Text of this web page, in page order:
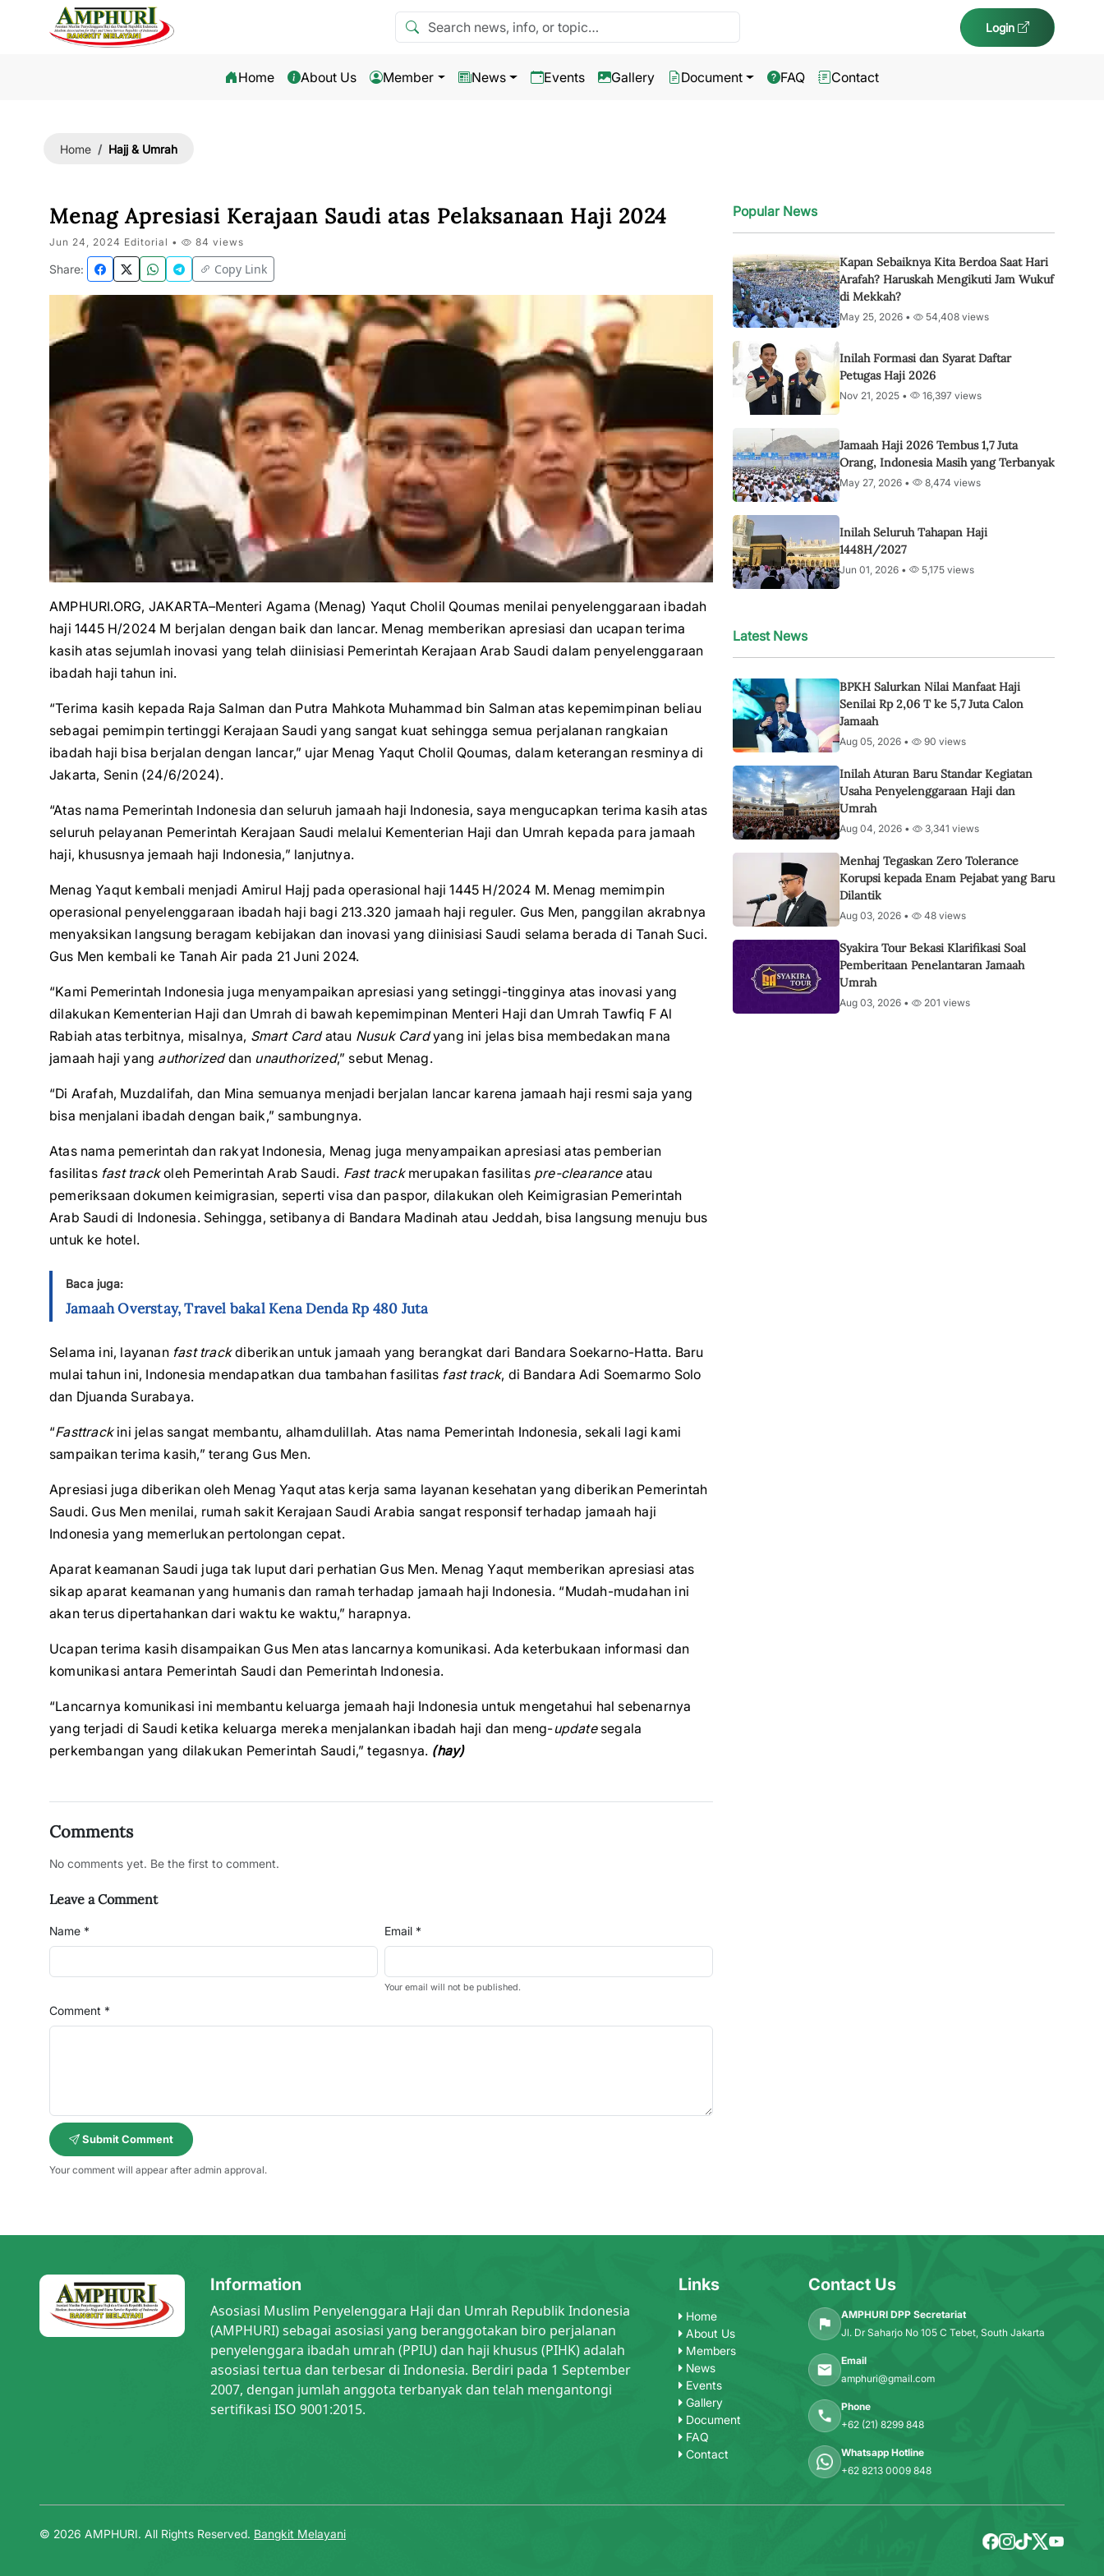
Search news Login
Home About Us Member News Events Gallery Document FAQ Contact
Home Hajj & Umrah
Menag Apresiasi Kerajaan Saudi atas Pelaksanaan Haji 2024
Jun 24, 2024 Editorial • 84 views
Share: Copy Link
AMPHURI.ORG, JAKARTA–Menteri Agama (Menag) Yaqut Cholil Qoumas menilai penyelenggaraan ibadah
haji 1445 H/2024 M berjalan dengan baik dan lancar. Menag memberikan apresiasi dan ucapan terima
kasih atas sejumlah inovasi yang telah diinisiasi Pemerintah Kerajaan Arab Saudi dalam penyelenggaraan
ibadah haji tahun ini.
“Terima kasih kepada Raja Salman dan Putra Mahkota Muhammad bin Salman atas kepemimpinan beliau
sebagai pemimpin tertinggi Kerajaan Saudi yang sangat kuat sehingga semua perjalanan rangkaian
ibadah haji bisa berjalan dengan lancar,” ujar Menag Yaqut Cholil Qoumas, dalam keterangan resminya di
Jakarta, Senin (24/6/2024).
“Atas nama Pemerintah Indonesia dan seluruh jamaah haji Indonesia, saya mengucapkan terima kasih atas
seluruh pelayanan Pemerintah Kerajaan Saudi melalui Kementerian Haji dan Umrah kepada para jamaah
haji, khususnya jemaah haji Indonesia,” lanjutnya.
Menag Yaqut kembali menjadi Amirul Hajj pada operasional haji 1445 H/2024 M. Menag memimpin
operasional penyelenggaraan ibadah haji bagi 213.320 jamaah haji reguler. Gus Men, panggilan akrabnya
menyaksikan langsung beragam kebijakan dan inovasi yang diinisiasi Saudi selama berada di Tanah Suci.
Gus Men kembali ke Tanah Air pada 21 Juni 2024.
“Kami Pemerintah Indonesia juga menyampaikan apresiasi yang setinggi-tingginya atas inovasi yang
dilakukan Kementerian Haji dan Umrah di bawah kepemimpinan Menteri Haji dan Umrah Tawfiq F Al
Rabiah atas terbitnya, misalnya, Smart Cardatau Nusuk Cardyang ini jelas bisa membedakan mana
jamaah haji yang authorizeddan unauthorized,” sebut Menag.
“Di Arafah, Muzdalifah, dan Mina semuanya menjadi berjalan lancar karena jamaah haji resmi saja yang
bisa menjalani ibadah dengan baik,” sambungnya.
Atas nama pemerintah dan rakyat Indonesia, Menag juga menyampaikan apresiasi atas pemberian
fasilitas fast trackoleh Pemerintah Arab Saudi. Fast trackmerupakan fasilitas pre-clearanceatau
pemeriksaan dokumen keimigrasian, seperti visa dan paspor, dilakukan oleh Keimigrasian Pemerintah
Arab Saudi di Indonesia. Sehingga, setibanya di Bandara Madinah atau Jeddah, bisa langsung menuju bus
untuk ke hotel.
Baca juga:
Jamaah Overstay, Travel bakal Kena Denda Rp 480 Juta
Selama ini, layanan fast trackdiberikan untuk jamaah yang berangkat dari Bandara Soekarno-Hatta. Baru
mulai tahun ini, Indonesia mendapatkan dua tambahan fasilitas fast track, di Bandara Adi Soemarmo Solo
dan Djuanda Surabaya.
“Fasttrackini jelas sangat membantu, alhamdulillah. Atas nama Pemerintah Indonesia, sekali lagi kami
sampaikan terima kasih,” terang Gus Men.
Apresiasi juga diberikan oleh Menag Yaqut atas kerja sama layanan kesehatan yang diberikan Pemerintah
Saudi. Gus Men menilai, rumah sakit Kerajaan Saudi Arabia sangat responsif terhadap jamaah haji
Indonesia yang memerlukan pertolongan cepat.
Aparat keamanan Saudi juga tak luput dari perhatian Gus Men. Menag Yaqut memberikan apresiasi atas
sikap aparat keamanan yang humanis dan ramah terhadap jamaah haji Indonesia. “Mudah-mudahan ini
akan terus dipertahankan dari waktu ke waktu,” harapnya.
Ucapan terima kasih disampaikan Gus Men atas lancarnya komunikasi. Ada keterbukaan informasi dan
komunikasi antara Pemerintah Saudi dan Pemerintah Indonesia.
“Lancarnya komunikasi ini membantu keluarga jemaah haji Indonesia untuk mengetahui hal sebenarnya
yang terjadi di Saudi ketika keluarga mereka menjalankan ibadah haji dan meng-updatesegala
perkembangan yang dilakukan Pemerintah Saudi,” tegasnya. (hay)
Comments
No comments yet. Be the first to comment.
Leave a Comment
Name * Email *
Your email will not be published.
Comment *
Submit Comment
Your comment will appear after admin approval.
Popular News
Kapan Sebaiknya Kita Berdoa Saat Hari
Arafah? Haruskah Mengikuti Jam Wukuf
di Mekkah?
May 25, 2026 • 54,408 views
Inilah Formasi dan Syarat Daftar
Petugas Haji 2026
Nov 21, 2025 • 16,397 views
Jamaah Haji 2026 Tembus 1,7 Juta
Orang, Indonesia Masih yang Terbanyak
May 27, 2026 • 8,474 views
Inilah Seluruh Tahapan Haji
1448H/2027
Jun 01, 2026 • 5,175 views
Latest News
BPKH Salurkan Nilai Manfaat Haji
Senilai Rp 2,06 T ke 5,7 Juta Calon
Jamaah
Aug 05, 2026 • 90 views
Inilah Aturan Baru Standar Kegiatan
Usaha Penyelenggaraan Haji dan
Umrah
Aug 04, 2026 • 3,341 views
Menhaj Tegaskan Zero Tolerance
Korupsi kepada Enam Pejabat yang Baru
Dilantik
Aug 03, 2026 • 48 views
Syakira Tour Bekasi Klarifikasi Soal
Pemberitaan Penelantaran Jamaah
Umrah
Aug 03, 2026 • 201 views
Information
Asosiasi Muslim Penyelenggara Haji dan Umrah Republik Indonesia
(AMPHURI) sebagai asosiasi yang beranggotakan biro perjalanan
penyelenggara ibadah umrah (PPIU) dan haji khusus (PIHK) adalah
asosiasi tertua dan terbesar di Indonesia. Berdiri pada 1 September
2007, dengan jumlah anggota terbanyak dan telah mengantongi
sertifikasi ISO 9001:2015.
Links
Home
About Us
Members
News
Events
Gallery
Document
FAQ
Contact
Contact Us
AMPHURI DPP Secretariat
Jl. Dr Saharjo No 105 C Tebet, South Jakarta
Email
amphuri@gmail.com
Phone
+62 (21) 8299 848
Whatsapp Hotline
+62 8213 0009 848
© 2026 AMPHURI. All Rights Reserved. Bangkit Melayani